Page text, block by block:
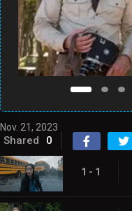
Nov. 21, 2023
Shared 0
1 - 1